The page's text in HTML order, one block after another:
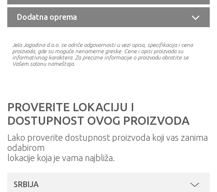
Dodatna oprema
Jela Jagodina d.o.o. se odriče odgovornosti u vezi opisa, specifikacija i cena
proizvoda, gde su moguće nenamerne greske. Cene i opisi proizvoda su
informativnog karaktera. Za precizne informacije o proizvodu obratite se
Vašem salonu nameštaja.
PROVERITE LOKACIJU I
DOSTUPNOST OVOG PROIZVODA
Lako proverite dostupnost proizvoda koji vas zanima
odabirom
lokacije koja je vama najbliža.
SRBIJA